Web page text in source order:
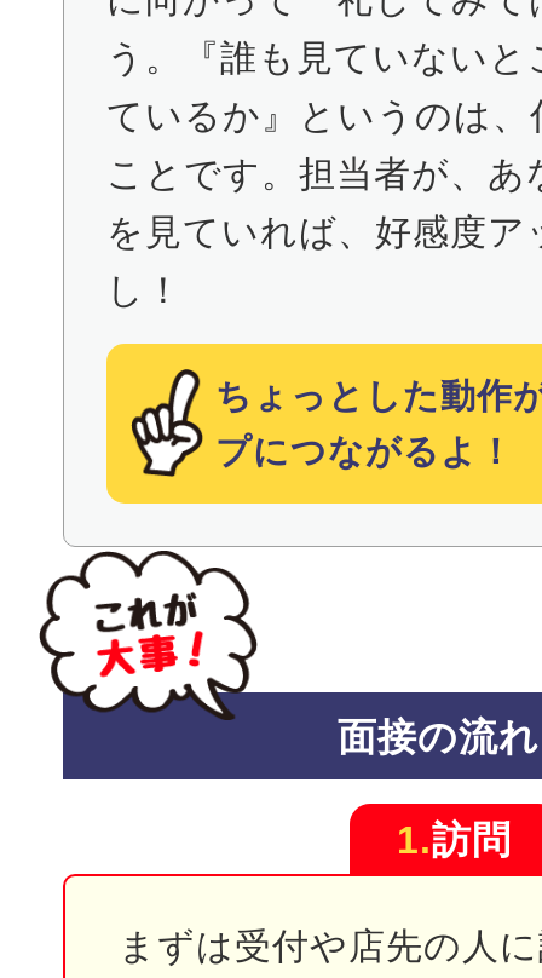
う。『誰も見ていない
ているか』というのは
ことです。担当者が、あ
を見ていれば、好感度ア
し！
ちょっとした動作
プにつながるよ！
面接の流れ
1.訪問
まずは受付や店先の人